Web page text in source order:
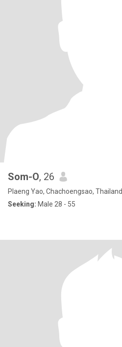
Som-O, 26
Plaeng Yao, Chachoengsao, Thailand
Seeking: Male 28 - 55